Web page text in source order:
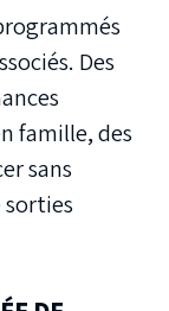
Des
famille, des
sans